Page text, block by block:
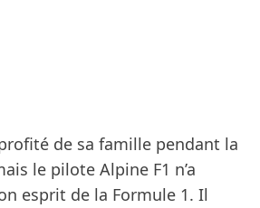
de sa famille pendant la
le pilote Alpine F1 n’a
esprit de la Formule 1. Il